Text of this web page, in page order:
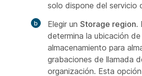
solo dispone del servicio
Elegir un Storage region.
determina la ubicación de
almacenamiento para
grabaciones de llamada
organización. Esta